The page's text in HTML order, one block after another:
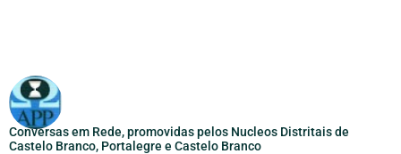
Conversas em Rede, promovidas pelos Nucleos Distritais de
Castelo Branco, Portalegre e Castelo Branco